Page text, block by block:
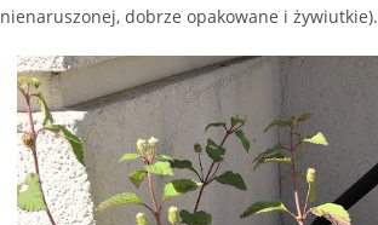
nienaruszonej, dobrze opakowane i żywiutkie).